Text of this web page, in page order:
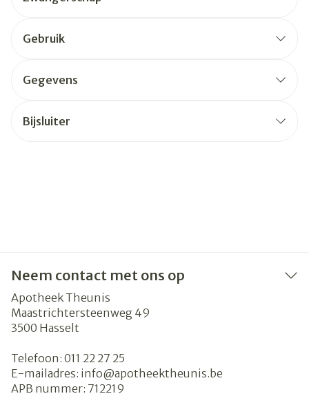
Gebruik
Gegevens
Bijsluiter
Neem contact met ons op
Apotheek Theunis
Maastrichtersteenweg 49
3500 Hasselt
Telefoon: 011 22 27 25
E-mailadres: info@apotheektheunis.be
APB nummer: 712219